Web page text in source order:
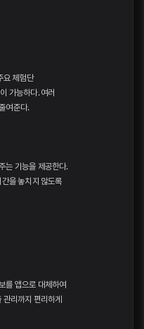
요 체험단
가능하다. 여러
여준다.
는 기능을 제공한다.
을 놓치지 않도록
를 앱으로 대체하여
관리까지 편리하게